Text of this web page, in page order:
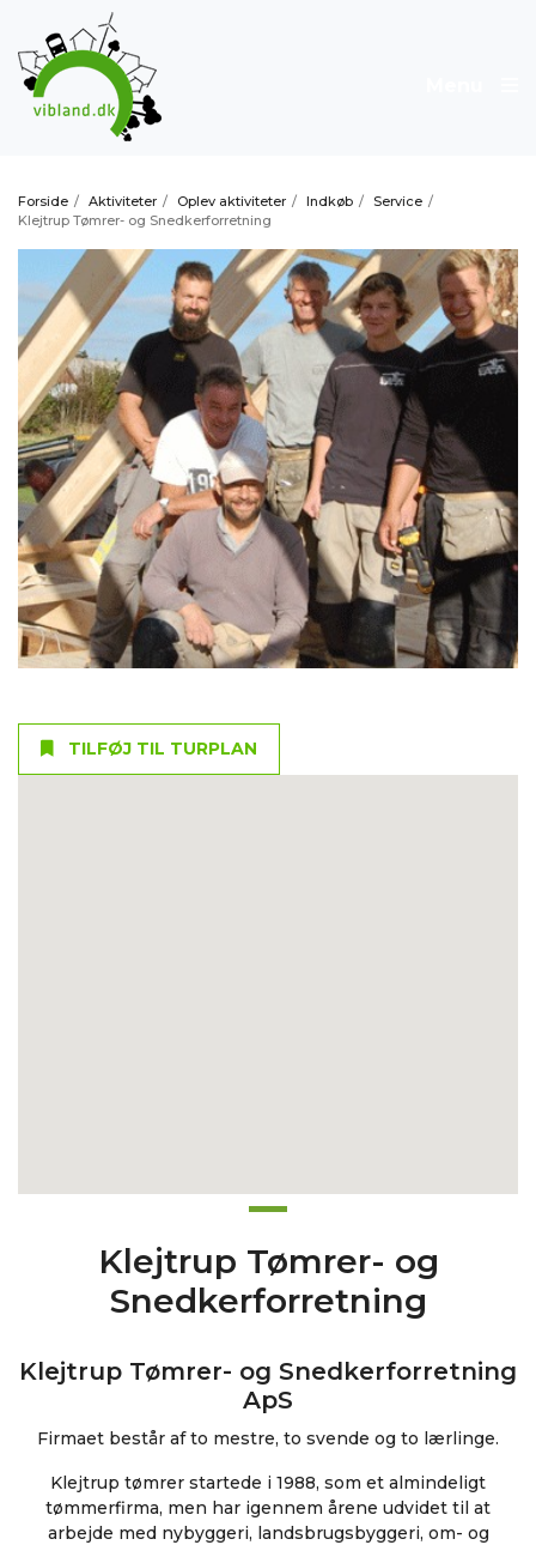
Forside / Aktiviteter / Oplev aktiviteter / Indkøb / Service /
Klejtrup Tømrer- og Snedkerforretning
TILFØJ TIL TURPLAN
Klejtrup Tømrer- og
Snedkerforretning
Klejtrup Tømrer- og Snedkerforretning
ApS
Firmaet består af to mestre, to svende og to lærlinge.
Klejtrup tømrer startede i 1988, som et almindeligt
tømmerfirma, men har igennem årene udvidet til at
arbejde med nybyggeri, landsbrugsbyggeri, om- og